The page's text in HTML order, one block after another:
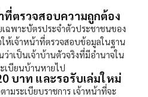
ที่ตรวจสอบความถูกต้อง
ฉพาะบัตรประจำตัวประชาชนของ
ห้เจ้าหน้าที่ตรวจสอบข้อมูลในฐาน
าเป็นเจ้าบ้านตัวจริงที่มีอำนาจใน
เบียนบ้านหายไป
บาท และรอรับเล่มใหม่
ามระเบียบราชการ เจ้าหน้าที่จะ